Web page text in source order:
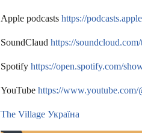
Apple podcasts https://
SoundClaud https://
Spotify https://open.spotify.com/
YouTube https://www.youtube.com/
The Village Україна